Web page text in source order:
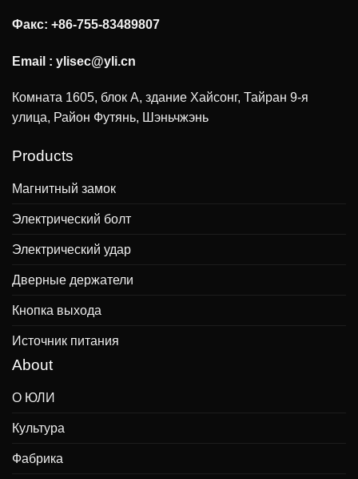
Факс: +86-755-83489807
Email : ylisec@yli.cn
Комната 1605, блок А, здание Хайсонг, Тайран 9-я
улица, Район Футянь, Шэньчжэнь
Products
Магнитный замок
Электрический болт
Электрический удар
Дверные держатели
Кнопка выхода
Источник питания
About
О ЮЛИ
Культура
Фабрика